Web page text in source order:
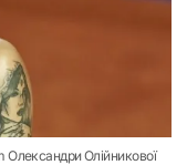
Олійникової